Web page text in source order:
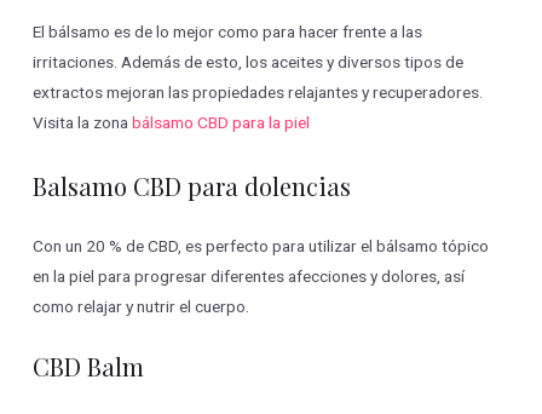
El bálsamo es de lo mejor como para hacer frente a las
irritaciones. Además de esto, los aceites y diversos tipos de
extractos mejoran las propiedades relajantes y recuperadores.
Visita la zonabálsamo CBD para la piel
Balsamo CBD para dolencias
Con un 20 % de CBD, es perfecto para utilizar el bálsamo tópico
en la piel para progresar diferentes afecciones y dolores, así
como relajar y nutrir el cuerpo.
CBD Balm